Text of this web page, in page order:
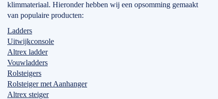
klimmateriaal. Hieronder hebben wij een opsomming gemaakt
van populaire producten:
Ladders
Uitwijkconsole
Altrex ladder
Vouwladders
Rolsteigers
Rolsteiger met Aanhanger
Altrex steiger